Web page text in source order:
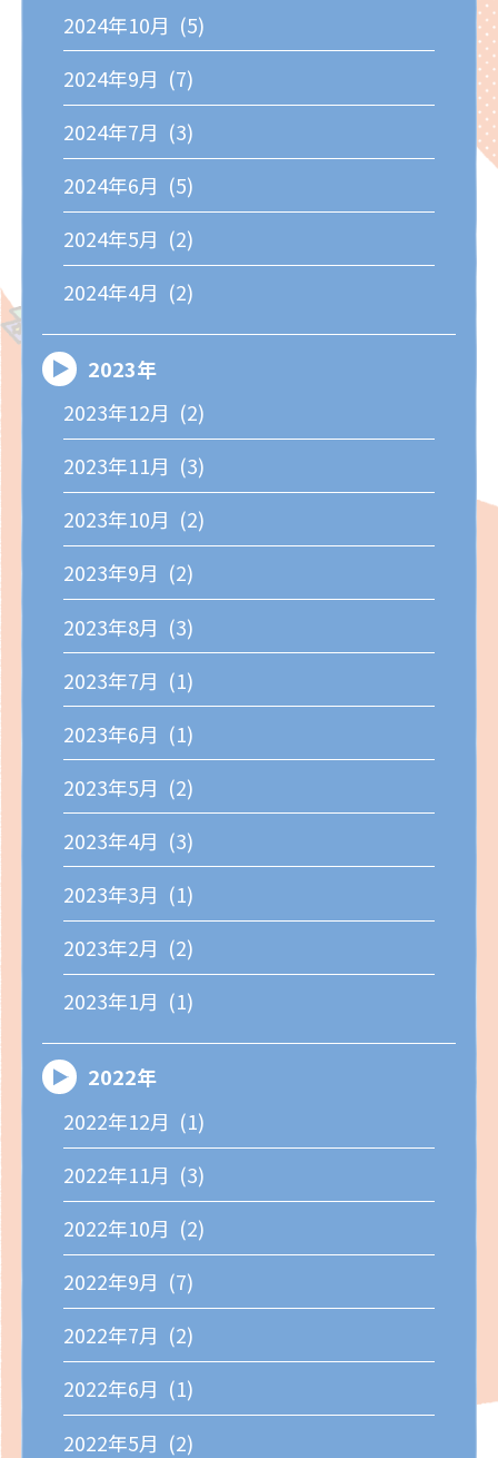
2024年10月 (5)
2024年9月 (7)
2024年7月 (3)
2024年6月 (5)
2024年5月 (2)
2024年4月 (2)
2023年
2023年12月 (2)
2023年11月 (3)
2023年10月 (2)
2023年9月 (2)
2023年8月 (3)
2023年7月 (1)
2023年6月 (1)
2023年5月 (2)
2023年4月 (3)
2023年3月 (1)
2023年2月 (2)
2023年1月 (1)
2022年
2022年12月 (1)
2022年11月 (3)
2022年10月 (2)
2022年9月 (7)
2022年7月 (2)
2022年6月 (1)
2022年5月 (2)